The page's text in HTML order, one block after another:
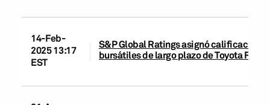
14-Feb-
2025 13:17
EST
S&P Global Ratings asignó
bursátiles de largo plazo de Toyota